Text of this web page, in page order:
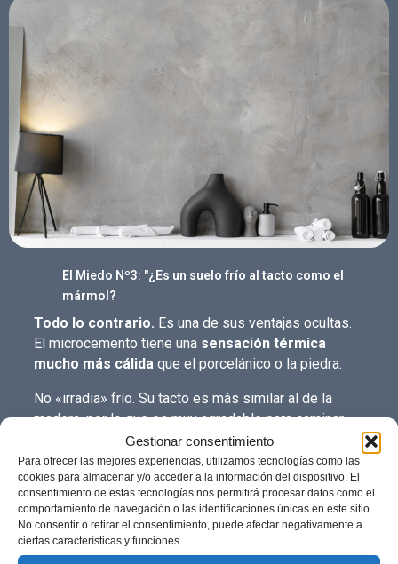
Gestionar consentimiento
Para ofrecer las mejores experiencias, utilizamos tecnologías como las
cookies para almacenar y/o acceder a la información del dispositivo. El
consentimiento de estas tecnologías nos permitirá procesar datos como el
comportamiento de navegación o las identificaciones únicas en este sitio.
No consentir o retirar el consentimiento, puede afectar negativamente a
ciertas características y funciones.
El Miedo Nº3: "¿Es un suelo frío al tacto como el
mármol?
Todo lo contrario. Es una de sus ventajas ocultas.
El microcemento tiene una sensación térmica
mucho más cálida que el porcelánico o la piedra.
No «irradia» frío. Su tacto es más similar al de la
madera, por lo que es muy agradable para caminar
descalzo. Además, es100% compatible con la
instalación de suelo radiante.